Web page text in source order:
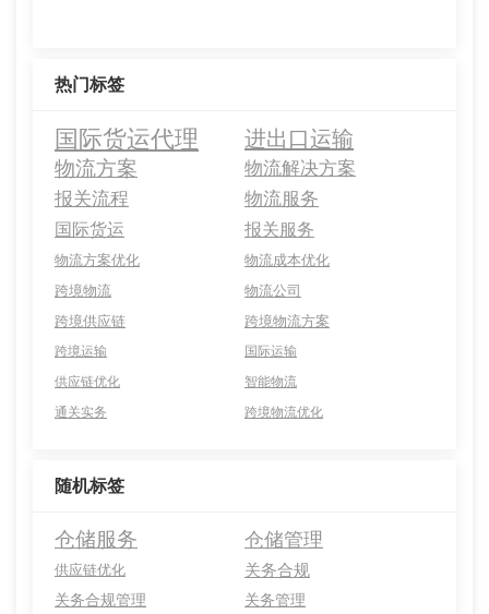
热门标签
国际货运代理 进出口运输
物流方案
物流解决方案
报关流程
物流服务
国际货运 报关服务
物流方案优化
物流成本优化
跨境物流
物流公司
跨境供应链
跨境物流方案
跨境运输
国际运输
供应链优化
智能物流
通关实务
跨境物流优化
随机标签
仓储服务 仓储管理
供应链优化 关务合规
关务合规管理 关务管理